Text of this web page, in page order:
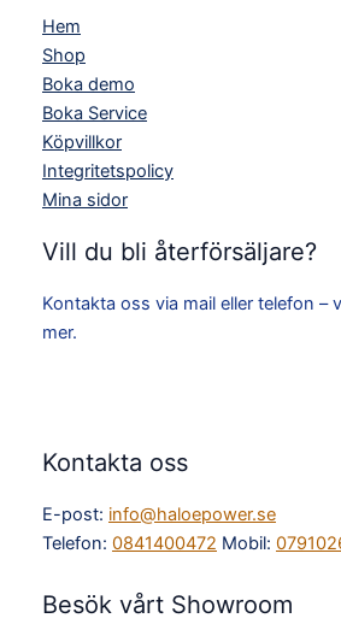
Hem
Shop
Boka demo
Boka Service
Köpvillkor
Integritetspolicy
Mina sidor
Vill du bli återförsäljare?
Kontakta oss via mail eller telefon –
mer.
Kontakta oss
E-post: info@haloepower.se
Telefon: 0841400472 Mobil:
Besök vårt Showroom